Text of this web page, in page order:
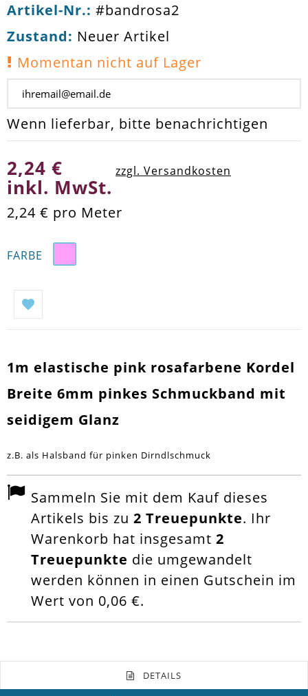
Artikel-Nr.: #bandrosa2
Zustand: Neuer Artikel
Momentan nicht auf Lager
Wenn lieferbar, bitte benachrichtigen
2,24 €
inkl. MwSt.
zzgl. Versandkosten
2,24 € pro Meter
FARBE
1m elastische pink rosafarbene Kordel
Breite 6mm pinkes Schmuckband mit
seidigem Glanz
z.B. als Halsband für pinken Dirndlschmuck
Sammeln Sie mit dem Kauf dieses
Artikels bis zu 2 Treuepunkte. Ihr
Warenkorb hat insgesamt 2
Treuepunkte die umgewandelt
werden können in einen Gutschein im
Wert von 0,06 €.
DETAILS